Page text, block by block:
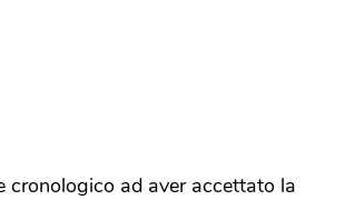
cronologico ad aver accettato la